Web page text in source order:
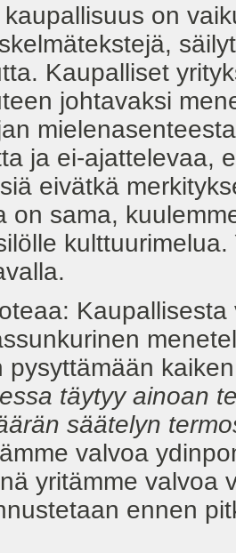
on
Kaupalliset
johtavaksi
ja ei-ajattelevaa,
eivätkä
on sama,
pysyttämään
täytyy ainoan
säätelyn
valvoa
yritämme valvoa
ennen